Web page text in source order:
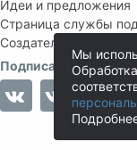
Идеи и предложения
Страница службы
Создатель проекта:
Подписаться на нас
Мы